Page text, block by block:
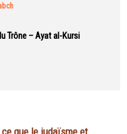
Trône – Ayat al-Kursi
que le judaïsme et